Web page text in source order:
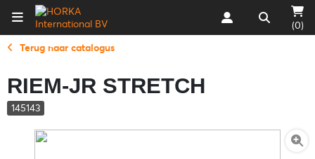
(0)
Terug naar catalogus
RIEM-JR STRETCH
145143